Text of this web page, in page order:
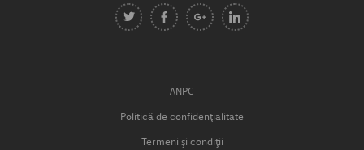
ANPC
Politică de confidențialitate
Termeni și condiții